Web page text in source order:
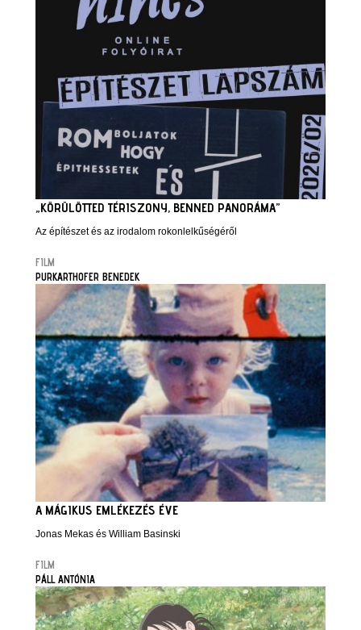
„KÖRÜLÖTTED TÉRISZONY, BENNED PANORÁMA”
Az építészet és az irodalom rokonlelkűségéről
FILM
PURKARTHOFER BENEDEK
A MÁGIKUS EMLÉKEZÉS ÉVE
Jonas Mekas és William Basinski
FILM
PÁLL ANTÓNIA